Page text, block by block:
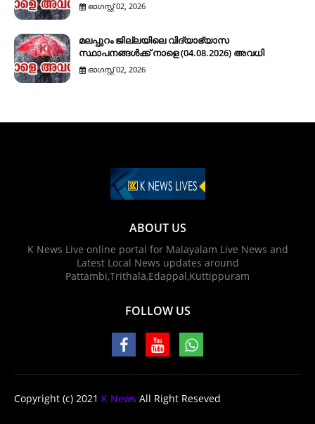
ഓഗസ്റ്റ് 02, 2026
മലപ്പുറം ജില്ലയിലെ വിദ്യാഭ്യാസ
സ്ഥാപനങ്ങൾക്ക് നാളെ (04.08.2026) അവധി
ഓഗസ്റ്റ് 02, 2026
ABOUT US
K News Live online portal for Malayalam Live News and
Latest Local News updates around
Pattambi,Trithala,Edappal,Kuttippuram
FOLLOW US
Copyright (c) 2021 K News All Right Reseved